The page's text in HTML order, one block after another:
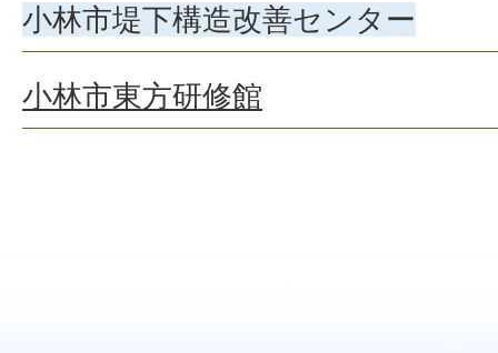
小林市堤下構造改善センター
小林市東方研修館